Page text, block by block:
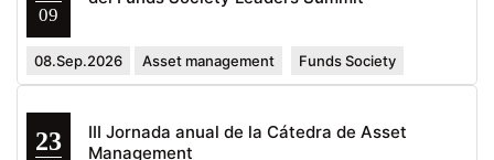
09
08.Sep.2026 Asset management Funds Society
23
III Jornada anual de la Cátedra de Asset
Management